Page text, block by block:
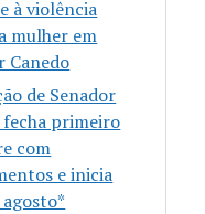
à violência
mulher em
Canedo
de Senador
fecha primeiro
com
e inicia